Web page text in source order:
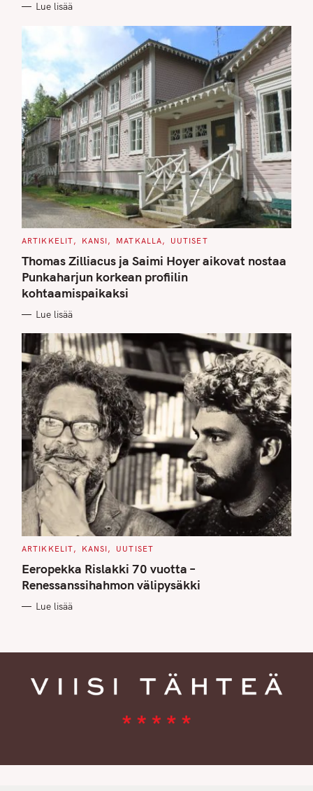
I
Lue lisää
C
T
E
G
O
R
I
S
ARTIKKELIT KANSI MATKALLA UUTISET
Thomas Zilliacus ja Saimi Hoyer aikovat nostaa
Punkaharjun korkean profiilin
kohtaamispaikaksi
Lue lisää
C
T
E
G
O
I
ARTIKKELIT KANSI UUTISET
Eeropekka Rislakki 70 vuotta –
Renessanssihahmon välipysäkki
Lue lisää